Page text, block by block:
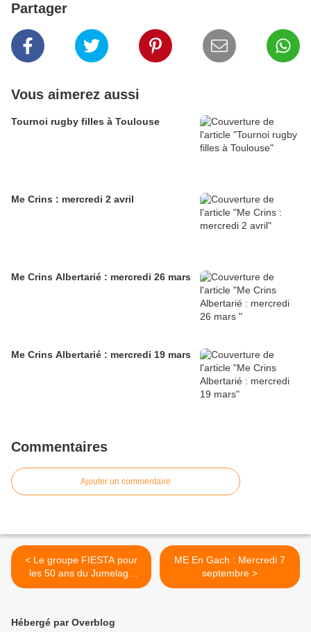
Partager
Vous aimerez aussi
Tournoi rugby filles à Toulouse
Me Crins : mercredi 2 avril
Me Crins Albertarié : mercredi 26 mars
Me Crins Albertarié : mercredi 19 mars
Commentaires
Ajouter un commentaire
< Le groupe FIESTA pour
les 50 ans du Jumelage
Prien - Graulhet
ME En Gach : Mercredi 7
septembre >
Hébergé par Overblog